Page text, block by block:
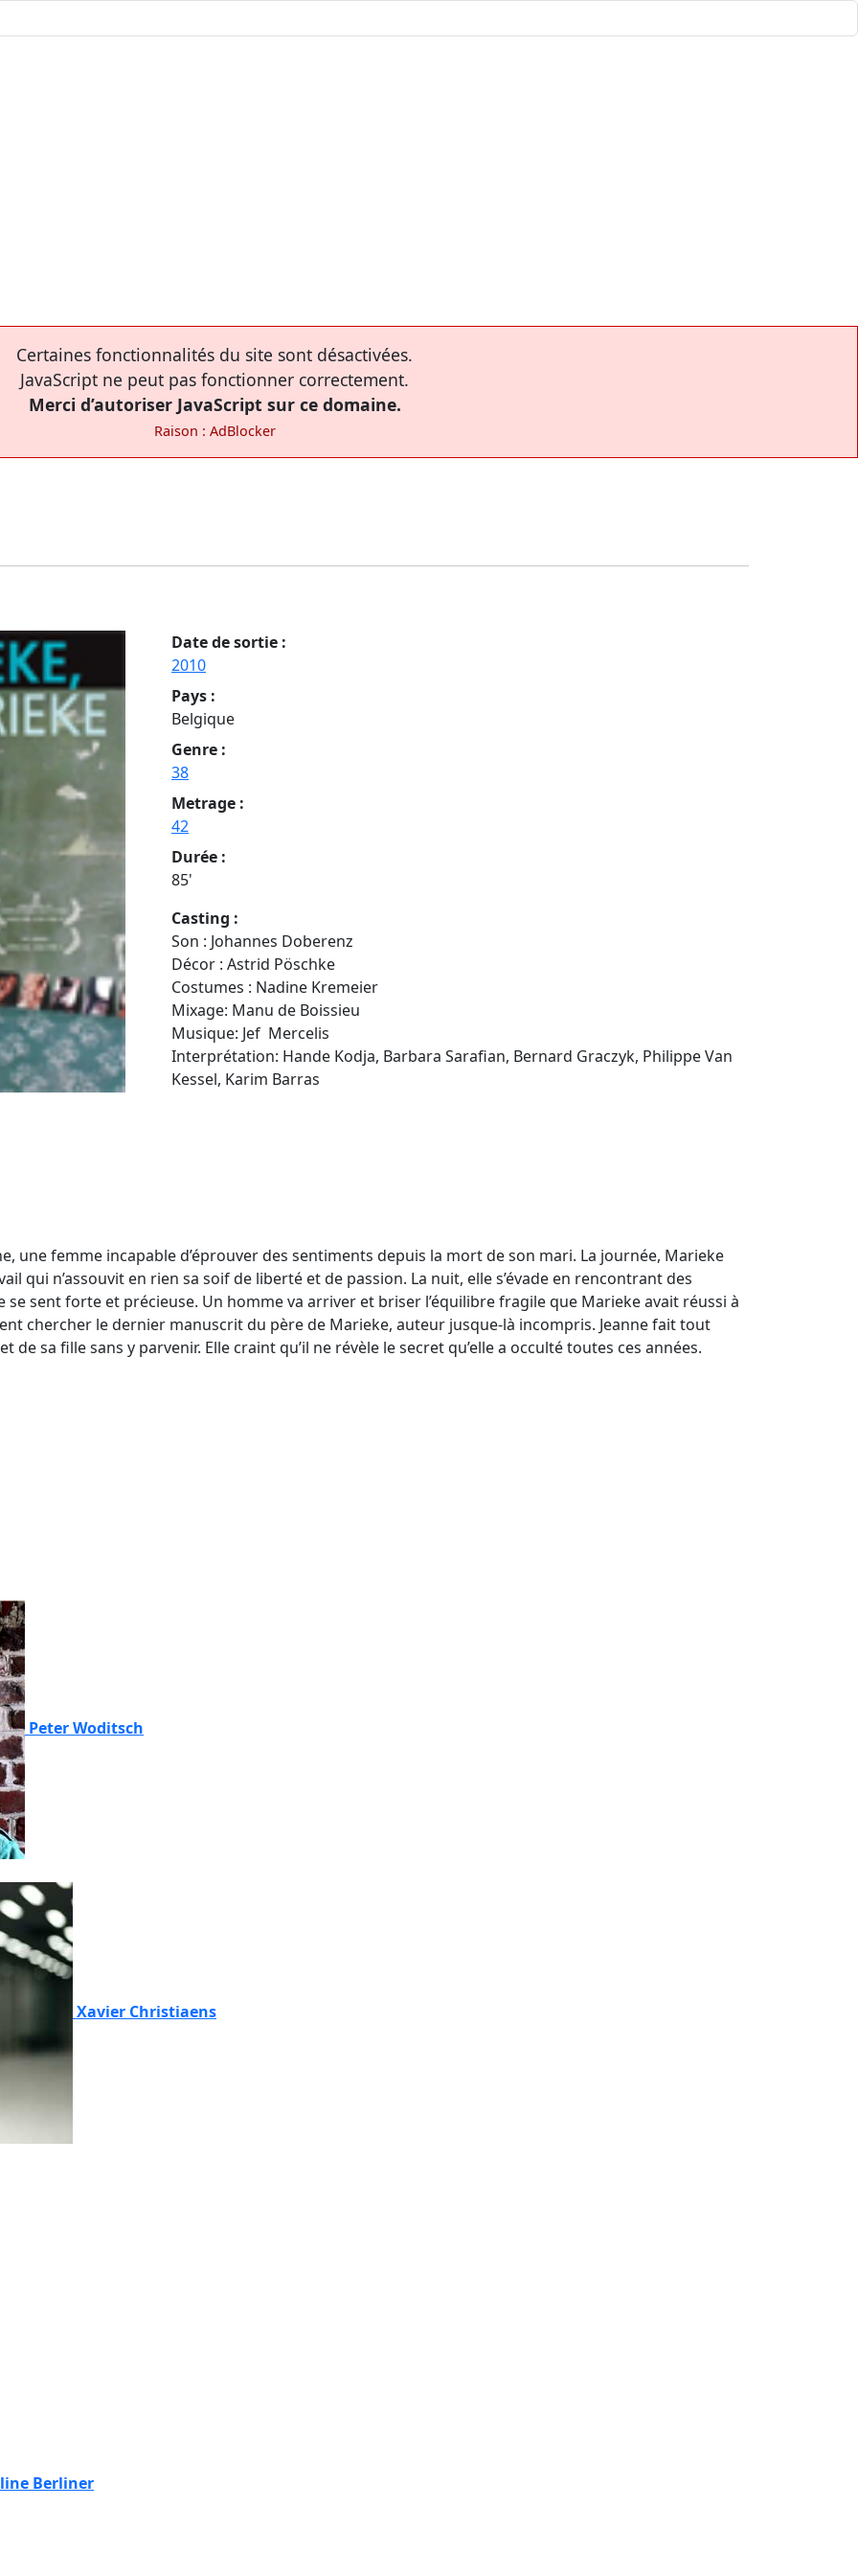
Certaines fonctionnalités du site sont désactivées.
JavaScript ne peut pas fonctionner correctement.
Merci d’autoriser JavaScript sur ce domaine.
Raison : AdBlocker
Date de sortie :
2010
Pays :
Belgique
Genre :
38
Metrage :
42
Durée :
85'
Casting :
Son : Johannes Doberenz
Décor : Astrid Pöschke
Costumes : Nadine Kremeier
Mixage: Manu de Boissieu
Musique: Jef Mercelis
Interprétation: Hande Kodja, Barbara Sarafian, Bernard Graczyk, Philippe Van
Kessel, Karim Barras
une femme incapable d’éprouver des sentiments depuis la mort de son mari. La journée, Marieke
qui n’assouvit en rien sa soif de liberté et de passion. La nuit, elle s’évade en rencontrant des
se sent forte et précieuse. Un homme va arriver et briser l’équilibre fragile que Marieke avait réussi à
chercher le dernier manuscrit du père de Marieke, auteur jusque-là incompris. Jeanne fait tout
de sa fille sans y parvenir. Elle craint qu’il ne révèle le secret qu’elle a occulté toutes ces années.
Peter Woditsch
Xavier Christiaens
Berliner